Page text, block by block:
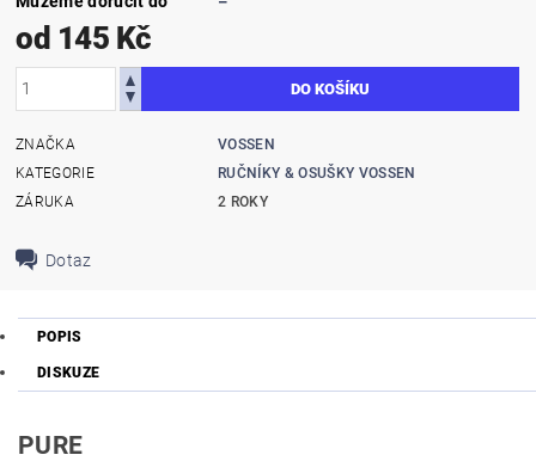
od 145 Kč
ZNAČKA
VOSSEN
KATEGORIE
RUČNÍKY & OSUŠKY VOSSEN
ZÁRUKA
2 ROKY
Dotaz
POPIS
DISKUZE
PURE